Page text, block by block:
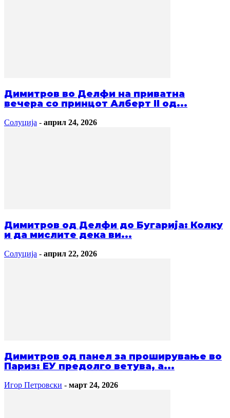
Димитров во Делфи на приватна
вечера со принцот Алберт II од...
Солуција - април 24, 2026
Димитров од Делфи до Бугарија: Колку
и да мислите дека ви...
Солуција - април 22, 2026
Димитров од панел за проширување во
Париз: ЕУ предолго ветува, а...
Игор Петровски - март 24, 2026